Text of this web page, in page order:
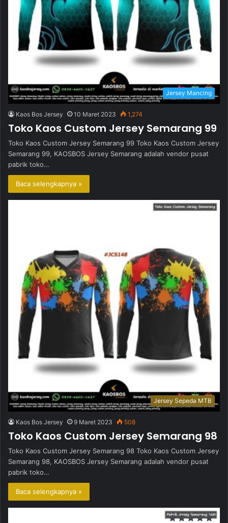
Jersey Mancing
Kaos Bos Jersey 10 Maret 2023 1,274
Toko Kaos Custom Jersey Semarang 99
Toko Kaos Custom Jersey Semarang 99 Toko Kaos Custom Jersey
Semarang 99, KAOSBOS Jersey Semarang adalah vendor pusat
pabrik toko…
Baca selengkapnya »
Jersey Sepeda MTB
Kaos Bos Jersey 9 Maret 2023 508
Toko Kaos Custom Jersey Semarang 98
Toko Kaos Custom Jersey Semarang 98 Toko Kaos Custom Jersey
Semarang 98, KAOSBOS Jersey Semarang adalah vendor pusat
pabrik toko…
Baca selengkapnya »